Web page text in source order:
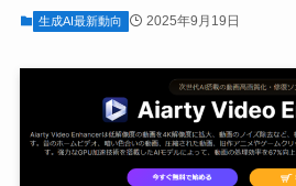
生成AI最新動向 2025年9月19日